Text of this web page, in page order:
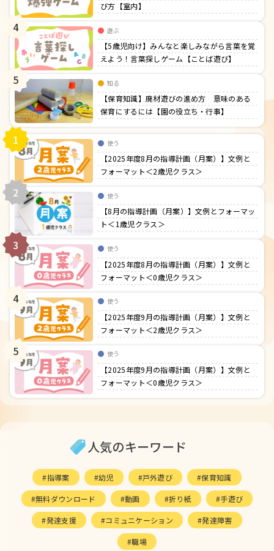
び方【室内】
4 遊ぶ
【5歳児向け】みんなと楽しみながら言葉を覚
えよう！言葉探しゲーム【ことば遊び】
5 知る
【保育知識】廃材遊びの進め方 意味のある
保育にするには【園の役立ち・行事】
1 使う
【2025年度8月の指導計画（月案）】文例と
フォーマット＜2歳児クラス＞
2 使う
【8月の指導計画（月案）】文例とフォーマッ
ト＜1歳児クラス＞
3 使う
【2025年度8月の指導計画（月案）】文例と
フォーマット＜0歳児クラス＞
4 使う
【2025年度9月の指導計画（月案）】文例と
フォーマット＜2歳児クラス＞
5 使う
【2025年度9月の指導計画（月案）】文例と
フォーマット＜0歳児クラス＞
人気のキーワード
指導案 幼児 戸外遊び 保育知識
無料ダウンロード 動画 折り紙 手遊び
発達支援 コミュニケーション 発達障害
職場